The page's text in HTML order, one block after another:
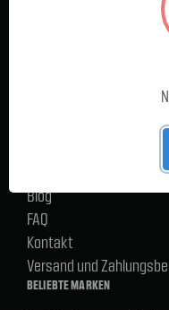
Montag - Donnerstag:
Blog
FAQ
Kontakt
Versand und
BELIEBTE MARKEN